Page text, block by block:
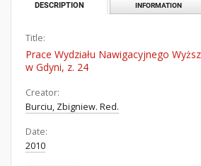
DESCRIPTION INFORMATION
Title:
Prace Wydziału Nawigacyjnego
w Gdyni, z. 24
Creator:
Burciu, Zbigniew. Red.
Date:
2010